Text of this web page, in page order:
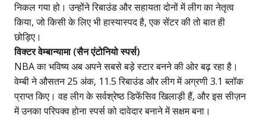
निकल गया हो। उन्होंने रिबाउंड और सहायता दोनों में लीग का नेतृत्व
किया, जो किसी के लिए भी हास्यास्पद है, एक सेंटर की तो बात ही
छोड़िए।
विक्टर वेम्बान्यामा (सैन एंटोनियो स्पर्स)
NBA का भविष्य अब अपने सबसे बड़े स्टार बनने की ओर बढ़ रहा है।
वेम्बी ने औसतन 25 अंक, 11.5 रिबाउंड और लीग में अग्रणी 3.1 ब्लॉक
प्राप्त किए। वह लीग के सर्वश्रेष्ठ डिफेंसिव खिलाड़ी हैं, औरइस सीज़न
में उनका परिपक्व होनास्पर्स को दावेदार बनाने में सक्षम बना।